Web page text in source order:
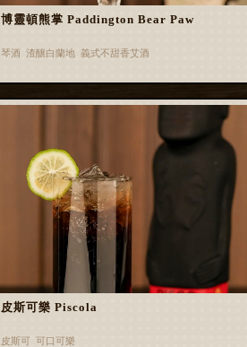
博靈頓熊掌 Paddington Bear Paw
琴酒 渣釀白蘭地 義式不甜香艾酒
皮斯可樂 Piscola
皮斯可 可口可樂